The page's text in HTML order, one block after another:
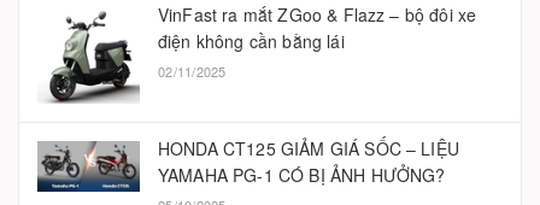
VinFast ra mắt ZGoo & Flazz – bộ đôi xe
điện không cần bằng lái
02/11/2025
HONDA CT125 GIẢM GIÁ SỐC – LIỆU
YAMAHA PG-1 CÓ BỊ ẢNH HƯỞNG?